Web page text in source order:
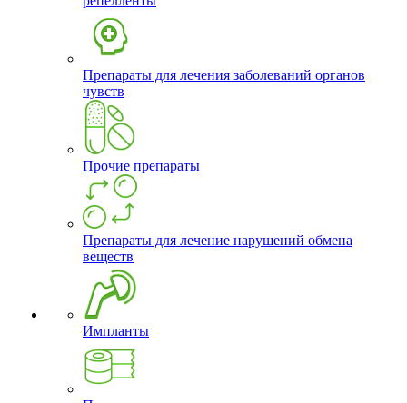
Препараты для лечения заболеваний органов
чувств
Прочие препараты
Препараты для лечение нарушений обмена
веществ
Импланты